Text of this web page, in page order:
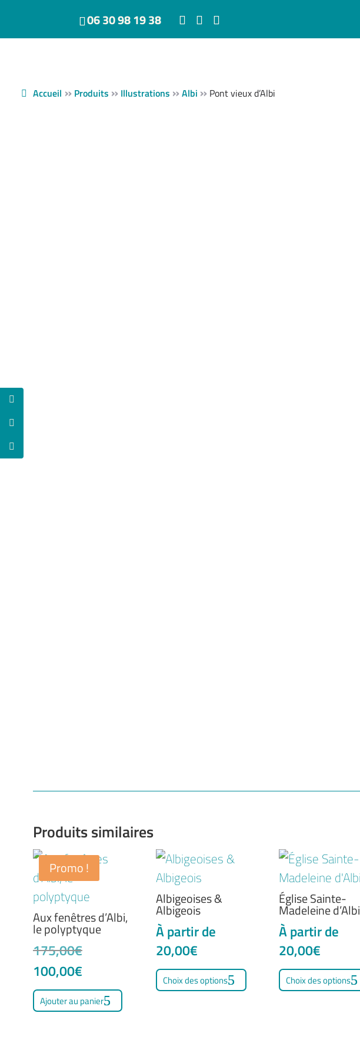
06 30 98 19 38
Accueil » Produits » Illustrations » Albi » Pont vieux d’Albi
Produits similaires
Promo !
Aux fenêtres d’Albi,
le polyptyque
175,00€Le
prix
initial
était :
100,00€Le
prix
actuel
Ajouter au panier
Albigeoises &
Albigeois
À partir de
20,00€
Choix des options
Ce
produit
Église Sainte-
Madeleine d’Albi
À partir de
20,00€
Choix des options